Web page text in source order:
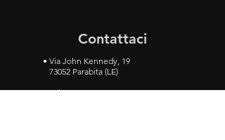
Contattaci
• Via John Kennedy, 19
73052 Parabita (LE)
• Tel:0833 50 93 30